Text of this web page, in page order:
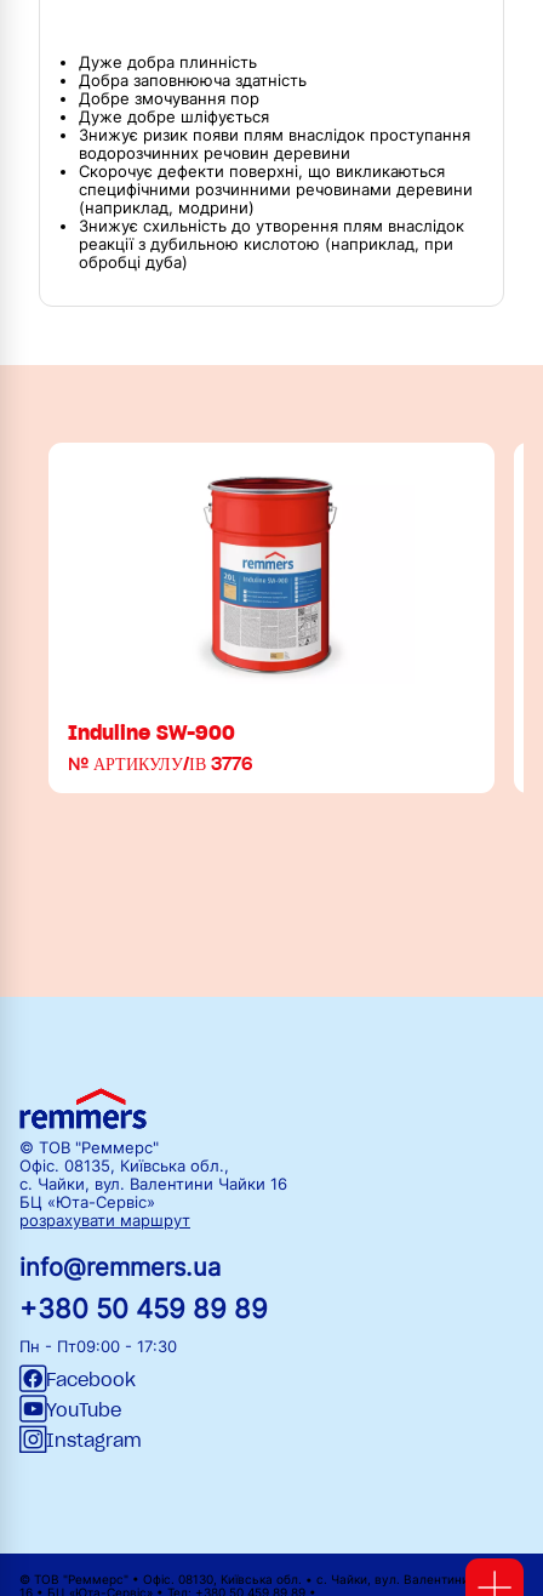
Дуже добра плинність
Добра заповнююча здатність
Добре змочування пор
Дуже добре шліфується
Знижує ризик появи плям внаслідок проступання
водорозчинних речовин деревини
Скорочує дефекти поверхні, що викликаються
специфічними розчинними речовинами деревини
(наприклад, модрини)
Знижує схильність до утворення плям внаслідок
реакції з дубильною кислотою (наприклад, при
обробці дуба)
Induline SW-900
№ АРТИКУЛУ/ІВ 3776
© ТОВ "Реммерс"
Офіс. 08135, Київська обл.,
с. Чайки, вул. Валентини Чайки 16
БЦ «Юта-Сервіс»
розрахувати маршрут
info@remmers.ua
+380 50 459 89 89
Пн - Пт09:00 - 17:30
Facebook
YouTube
Instagram
© ТОВ "Реммерс" • Офіс. 08130, Київська обл. • с. Чайки, вул. Валентини Чайки
16 • БЦ «Юта-Сервіс» • Тел: +380 50 459 89 89 •